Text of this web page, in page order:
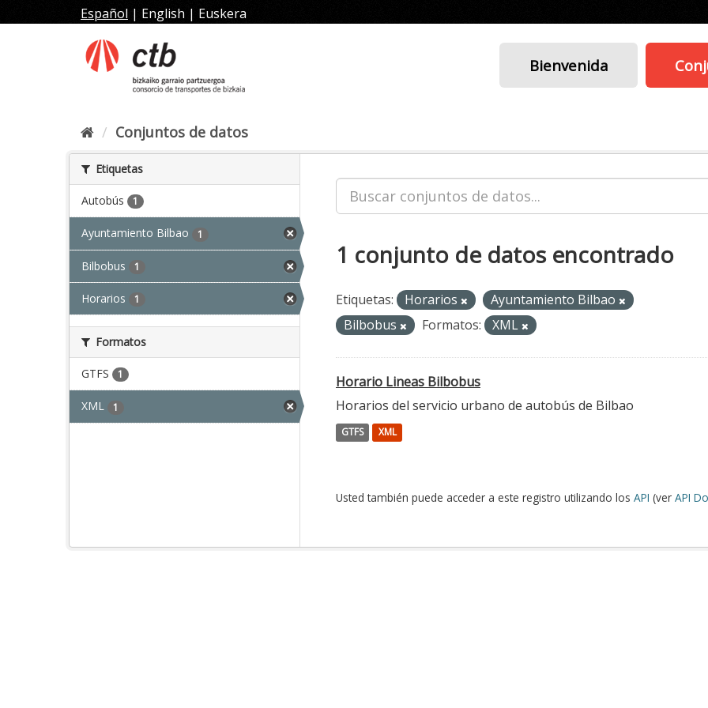
al
Español | English | Euskera
Bienvenida
Conjuntos de datos
Etiquetas
Autobús 1
Ayuntamiento Bilbao 1
Bilbobus 1
Horarios 1
Formatos
GTFS 1
XML 1
1 conjunto de datos encontrado
Etiquetas: Horarios
Ayuntamiento Bilbao
Bilbobus
Formatos: XML
Horario Lineas Bilbobus
Horarios del servicio urbano de autobús de Bilbao
GTFS XML
Usted también puede acceder a este registro utilizando los API (ver API